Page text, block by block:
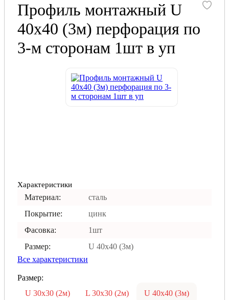
Профиль монтажный U
40х40 (3м) перфорация по
3-м сторонам 1шт в уп
Характеристики
Материал:
сталь
Покрытие:
цинк
Фасовка:
1шт
Размер:
U 40х40 (3м)
Все характеристики
Размер:
U 30х30 (2м)
L 30х30 (2м) U 40х40 (3м)